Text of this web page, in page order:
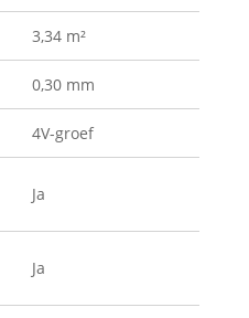
3,34 m²
0,30 mm
4V-groef
Ja
Ja